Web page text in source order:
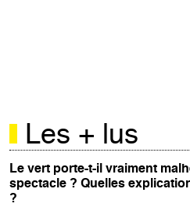
Les + lus
Le vert porte-t-il vraiment
spectacle ? Quelles
?